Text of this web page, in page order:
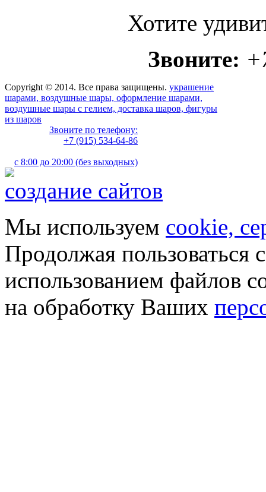
Хотите
Звоните:
Copyright © 2014. Все права защищены. украшение
шарами, воздушные шары, оформление шарами,
воздушные шары с гелием, доставка шаров, фигуры
из шаров
Звоните по телефону:
+7 (915) 534-64-86
с 8:00 до 20:00 (без выходных)
создание сайтов
Мы используем cookie,
Продолжая пользоваться
использованием файлов
на обработку Ваших